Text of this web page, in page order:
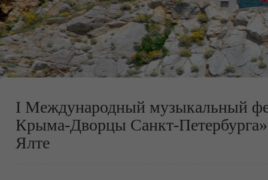
I Международный музыкальный
Крыма-Дворцы Санкт-Петербурга»
Ялте